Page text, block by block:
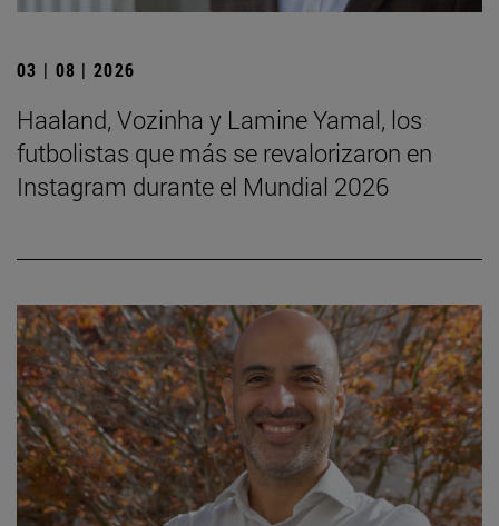
03 | 08 | 2026
Haaland, Vozinha y Lamine Yamal, los
futbolistas que más se revalorizaron en
Instagram durante el Mundial 2026